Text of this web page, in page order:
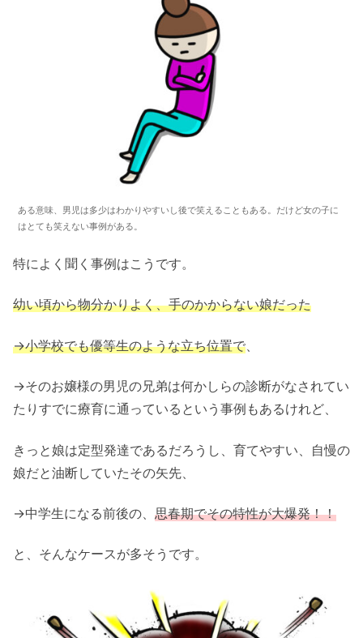
ある意味、男児は多少はわかりやすいし後で笑えることもある。だけど女の子に
はとても笑えない事例がある。
特によく聞く事例はこうです。
幼い頃から物分かりよく、手のかからない娘だった
→小学校でも優等生のような立ち位置で
→そのお嬢様の男児の兄弟は何かしらの診断がなされてい
たりすでに療育に通っているという事例もあるけれど、
きっと娘は定型発達であるだろうし、育てやすい、自慢の
娘だと油断していたその矢先、
→中学生になる前後の、 思春期でその特性が大爆発！！
と、そんなケースが多そうです。